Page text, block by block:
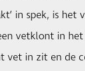
in spek, is het
vetklont in
vet in zit en de